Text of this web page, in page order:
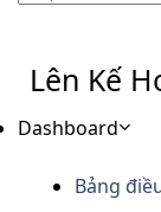
Lên Kế
Dashboard
Bảng